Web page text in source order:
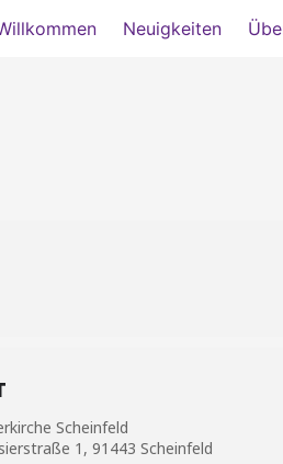
Neuigkeiten
Scheinfeld
1, 91443 Scheinfeld